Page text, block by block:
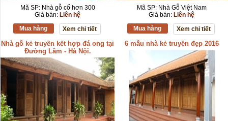
Mã SP: Nhà gỗ cổ hơn 300
Giá bán: Liên hệ
Mua hàng
Xem chi tiết
Mã SP: Nhà Gỗ Việt Nam
Giá bán: Liên hệ
Mua hàng
Xem chi tiết
Nhà gỗ kẻ truyền kết hợp đá ong tại
Đường Lâm - Hà Nội.
6 mẫu nhà kẻ truyền đẹp 2016